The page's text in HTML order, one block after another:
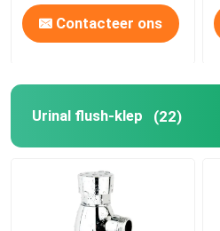
Contacteer ons
Urinal flush-klep (22)